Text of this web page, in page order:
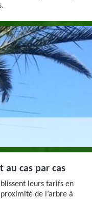
au cas par cas
leurs tarifs en
de l’arbre à